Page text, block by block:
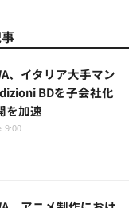
、イタリア大手マン
BDを子会社化
を加速
9:00